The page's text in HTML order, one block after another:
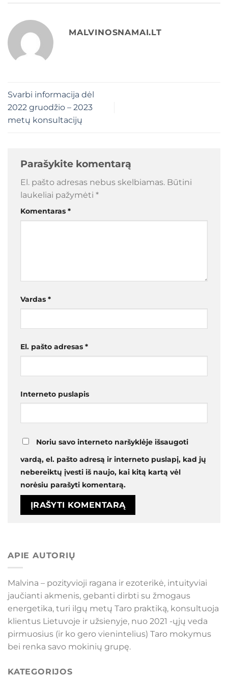
MALVINOSNAMAI.LT
Svarbi informacija dėl
2022 gruodžio – 2023
metų konsultacijų
Parašykite komentarą
El. pašto adresas nebus skelbiamas. Būtini
laukeliai pažymėti *
Komentaras *
Vardas *
El. pašto adresas *
Interneto puslapis
Noriu savo interneto naršyklėje išsaugoti
vardą, el. pašto adresą ir interneto puslapį, kad jų
nebereiktų įvesti iš naujo, kai kitą kartą vėl
norėsiu parašyti komentarą.
APIE AUTORIŲ
Malvina – pozityvioji ragana ir ezoterikė, intuityviai
jaučianti akmenis, gebanti dirbti su žmogaus
energetika, turi ilgų metų Taro praktiką, konsultuoja
klientus Lietuvoje ir užsienyje, nuo 2021 -ųjų veda
pirmuosius (ir ko gero vienintelius) Taro mokymus
bei renka savo mokinių grupę.
KATEGORIJOS